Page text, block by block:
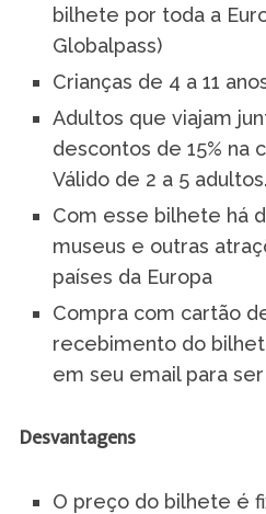
bilhete por toda a
Globalpass)
Crianças de 4 a 11
Adultos que viajam
descontos de 15% na
Válido de 2 a 5 adultos.
Com esse bilhete há
museus e outras
países da Europa
Compra com cartão
recebimento do
em seu email para
Desvantagens
O preço do bilhete é